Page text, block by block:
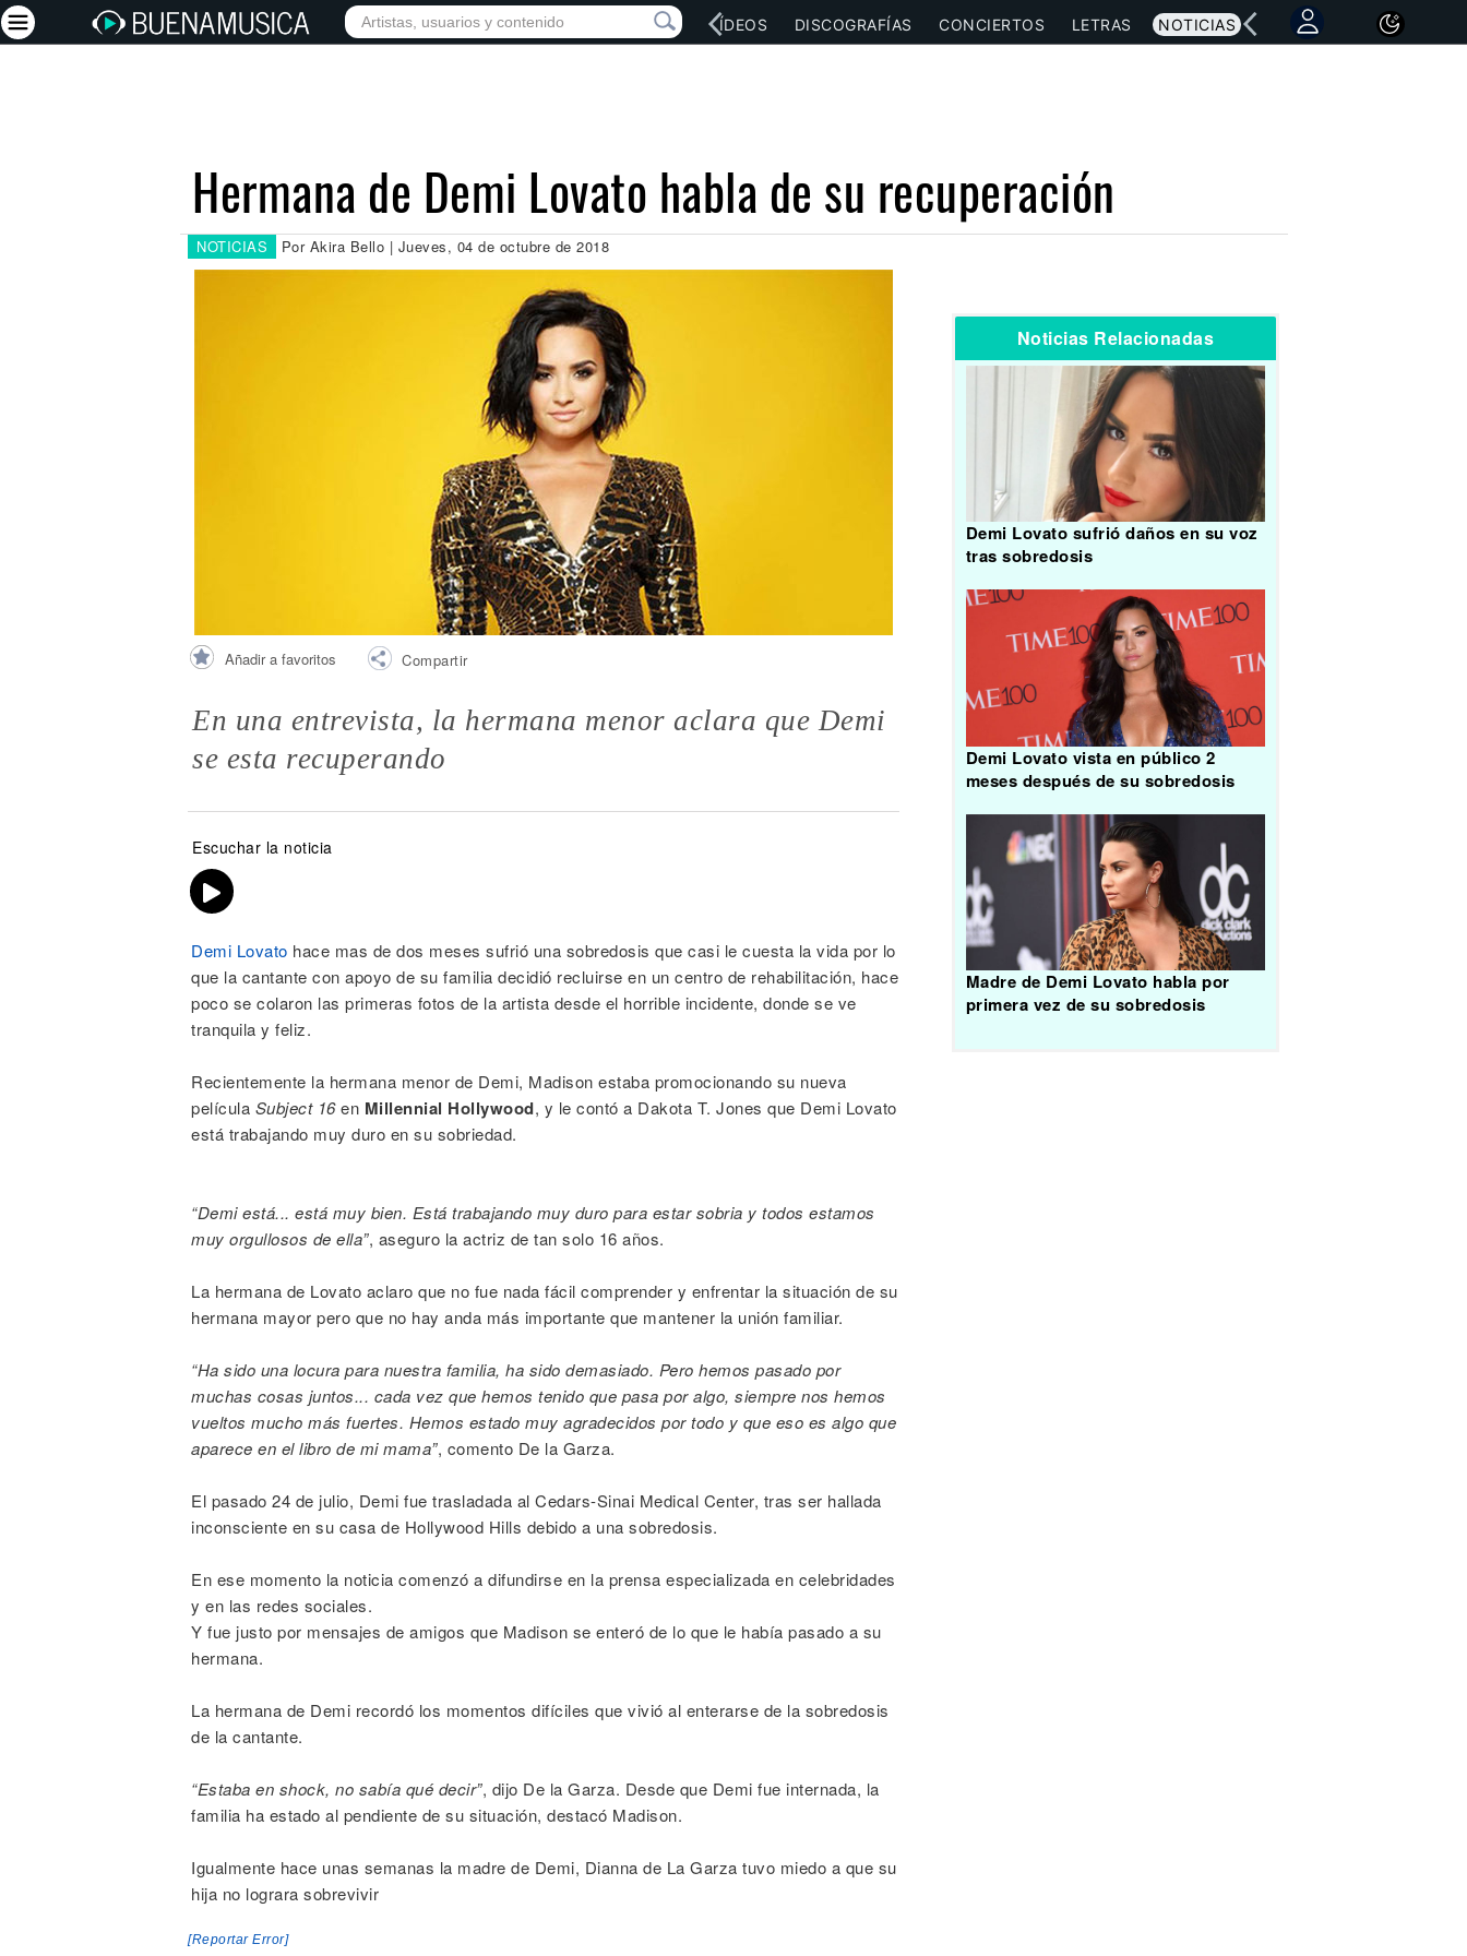
INICIO ARTISTAS RED SOCIAL MÚSICA VÍDEOS DISCOGRAFÍAS CONCIERTOS LETRAS NOTICIAS
Hermana de Demi Lovato habla de su recuperación
NOTICIAS Por Akira Bello | Jueves, 04 de octubre de 2018
Añadir a favoritos Compartir
En una entrevista, la hermana menor aclara que Demi
se esta recuperando
Escuchar la noticia
Demi Lovato hace mas de dos meses sufrió una sobredosis que casi le cuesta la vida por lo
que la cantante con apoyo de su familia decidió recluirse en un centro de rehabilitación, hace
poco se colaron las primeras fotos de la artista desde el horrible incidente, donde se ve
tranquila y feliz.
Recientemente la hermana menor de Demi, Madison estaba promocionando su nueva
película Subject 16en Millennial Hollywood, y le contó a Dakota T. Jones que Demi Lovato
está trabajando muy duro en su sobriedad.
“Demi está... está muy bien. Está trabajando muy duro para estar sobria y todos estamos
muy orgullosos de ella”, aseguro la actriz de tan solo 16 años.
La hermana de Lovato aclaro que no fue nada fácil comprender y enfrentar la situación de su
hermana mayor pero que no hay anda más importante que mantener la unión familiar.
“Ha sido una locura para nuestra familia, ha sido demasiado. Pero hemos pasado por
muchas cosas juntos... cada vez que hemos tenido que pasa por algo, siempre nos hemos
vueltos mucho más fuertes. Hemos estado muy agradecidos por todo y que eso es algo que
aparece en el libro de mi mama”, comento De la Garza.
El pasado 24 de julio, Demi fue trasladada al Cedars-Sinai Medical Center, tras ser hallada
inconsciente en su casa de Hollywood Hills debido a una sobredosis.
En ese momento la noticia comenzó a difundirse en la prensa especializada en celebridades
y en las redes sociales.
Y fue justo por mensajes de amigos que Madison se enteró de lo que le había pasado a su
hermana.
La hermana de Demi recordó los momentos difíciles que vivió al enterarse de la sobredosis
de la cantante.
“Estaba en shock, no sabía qué decir”, dijo De la Garza. Desde que Demi fue internada, la
familia ha estado al pendiente de su situación, destacó Madison.
Igualmente hace unas semanas la madre de Demi, Dianna de La Garza tuvo miedo a que su
hija no lograra sobrevivir
[Reportar Error]
Noticias Relacionadas
Demi Lovato sufrió daños en su voz
tras sobredosis
Demi Lovato vista en público 2
meses después de su sobredosis
Madre de Demi Lovato habla por
primera vez de su sobredosis